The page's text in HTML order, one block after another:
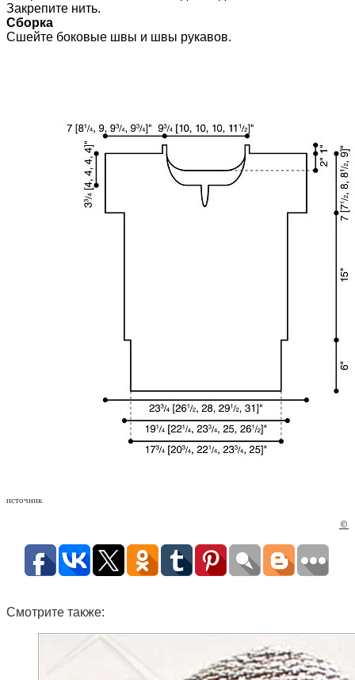
Закрепите нить.
Сборка
Сшейте боковые швы и швы рукавов.
источник
©
Смотрите также: